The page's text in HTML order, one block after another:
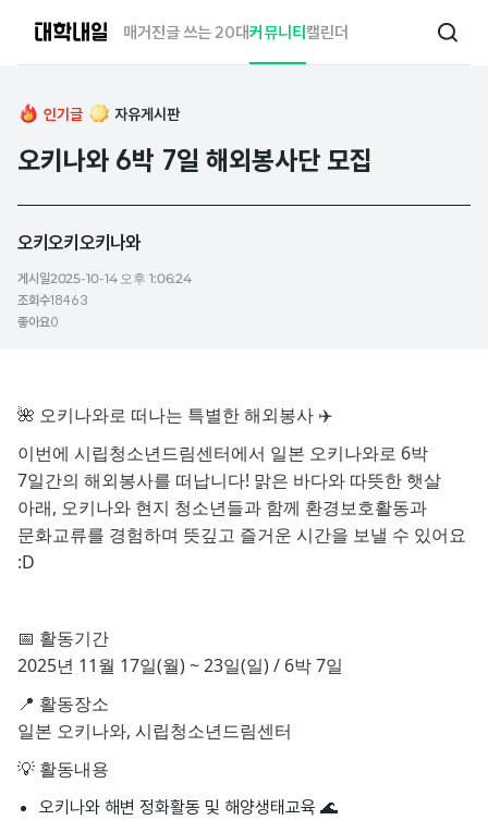
매거진글 쓰는 20대커뮤니티캘린더
검
인기글 자유게시판
오키나와 6박 7일 해외봉사단 모집
오키오키오키나와
게시일2025-10-14 오후 1:06:24
조회수18463
좋아요0
🌺 오키나와로 떠나는 특별한 해외봉사 ✈️
이번에 시립청소년드림센터에서 일본 오키나와로 6박
7일간의 해외봉사를 떠납니다! 맑은 바다와 따뜻한 햇살
아래, 오키나와 현지 청소년들과 함께 환경보호활동과
문화교류를 경험하며 뜻깊고 즐거운 시간을 보낼 수 있어요
:D
📅 활동기간
2025년 11월 17일(월) ~ 23일(일) / 6박 7일
📍 활동장소
일본 오키나와, 시립청소년드림센터
💡 활동내용
오키나와 해변 정화활동 및 해양생태교육 🌊